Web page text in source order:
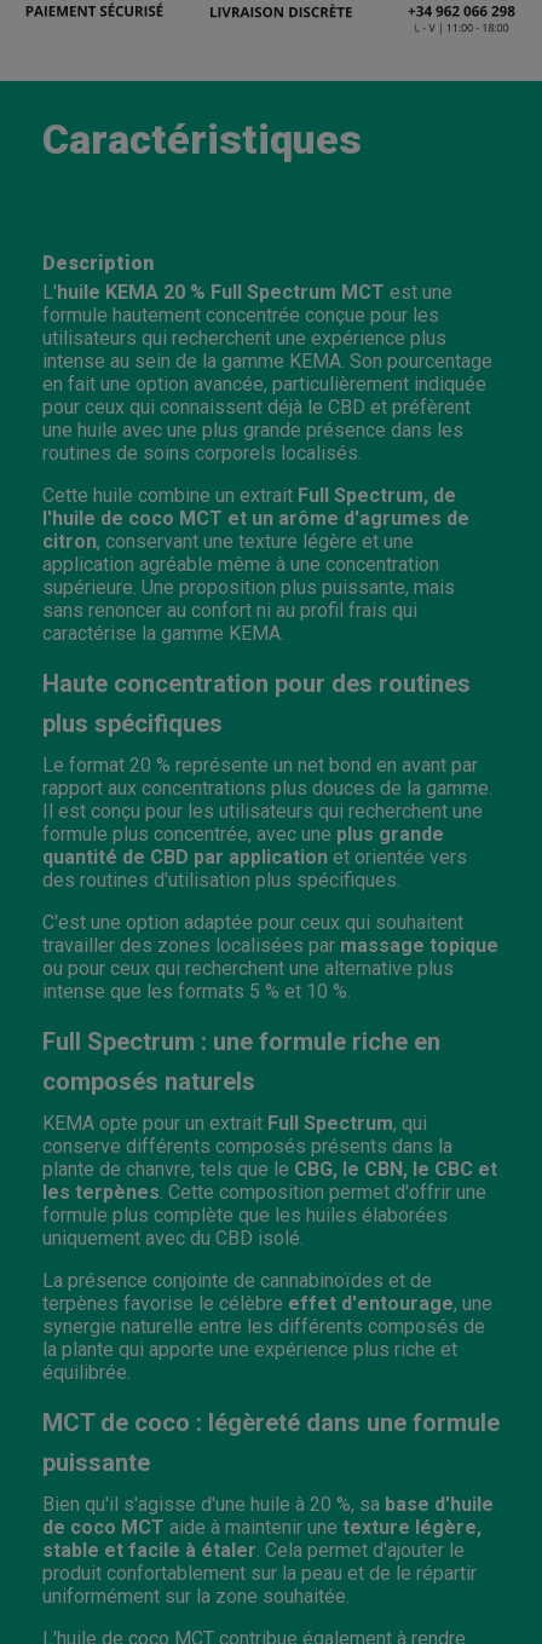
Caractéristiques
Description
L'huile KEMA 20 % Full Spectrum MCT est une
formule hautement concentrée conçue pour les
utilisateurs qui recherchent une expérience plus
intense au sein de la gamme KEMA. Son pourcentage
en fait une option avancée, particulièrement indiquée
pour ceux qui connaissent déjà le CBD et préfèrent
une huile avec une plus grande présence dans les
routines de soins corporels localisés.
Cette huile combine un extrait Full Spectrum, de
l'huile de coco MCT et un arôme d'agrumes de
citron, conservant une texture légère et une
application agréable même à une concentration
supérieure. Une proposition plus puissante, mais
sans renoncer au confort ni au profil frais qui
caractérise la gamme KEMA.
Haute concentration pour des routines
plus spécifiques
Le format 20 % représente un net bond en avant par
rapport aux concentrations plus douces de la gamme.
Il est conçu pour les utilisateurs qui recherchent une
formule plus concentrée, avec une plus grande
quantité de CBD par application et orientée vers
des routines d'utilisation plus spécifiques.
C'est une option adaptée pour ceux qui souhaitent
travailler des zones localisées par massage topique
ou pour ceux qui recherchent une alternative plus
intense que les formats 5 % et 10 %.
Full Spectrum : une formule riche en
composés naturels
KEMA opte pour un extrait Full Spectrum, qui
conserve différents composés présents dans la
plante de chanvre, tels que le CBG, le CBN, le CBC et
les terpènes . Cette composition permet d'offrir une
formule plus complète que les huiles élaborées
uniquement avec du CBD isolé.
La présence conjointe de cannabinoïdes et de
terpènes favorise le célèbre effet d'entourage, une
synergie naturelle entre les différents composés de
la plante qui apporte une expérience plus riche et
équilibrée.
MCT de coco : légèreté dans une formule
puissante
Bien qu'il s'agisse d'une huile à 20 %, sa base d'huile
de coco MCT aide à maintenir une texture légère,
stable et facile à étaler . Cela permet d'ajouter le
produit confortablement sur la peau et de le répartir
uniformément sur la zone souhaitée.
L'huile de coco MCT contribue également à rendre